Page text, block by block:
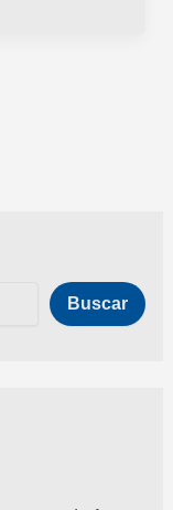
Buscar